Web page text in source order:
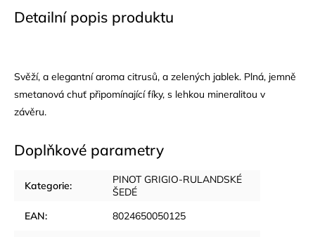
Detailní popis produktu
Svěží, a elegantní aroma citrusů, a zelených jablek. Plná, jemně
smetanová chuť připomínající fíky, s lehkou mineralitou v
závěru.
Doplňkové parametry
Kategorie:
PINOT GRIGIO-RULANDSKÉ
ŠEDÉ
EAN: 8024650050125